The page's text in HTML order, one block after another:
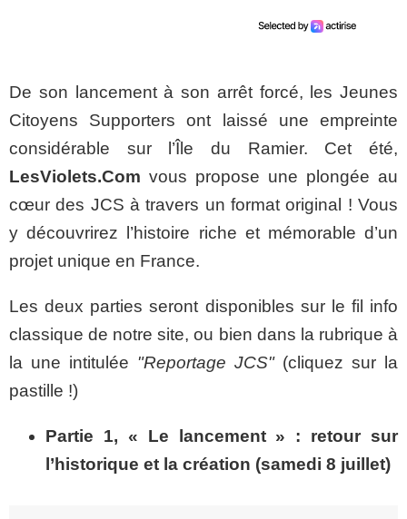
De son lancement à son arrêt forcé, les Jeunes
Citoyens Supporters ont laissé une empreinte
considérable sur l’Île du Ramier. Cet été,
LesViolets.Com vous propose une plongée au
cœur des JCS à travers un format original ! Vous
y découvrirez l’histoire riche et mémorable d’un
projet unique en France.
Les deux parties seront disponibles sur le fil info
classique de notre site, ou bien dans la rubrique à
la une intitulée "Reportage JCS" (cliquez sur la
pastille !)
Partie 1, « Le lancement » : retour sur
l’historique et la création (samedi 8 juillet)